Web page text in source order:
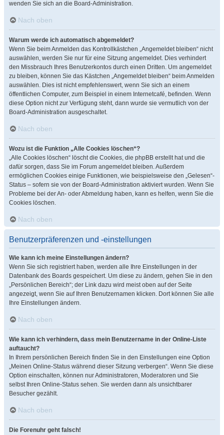
wenden Sie sich an die Board-Administration.
Nach oben
Warum werde ich automatisch abgemeldet?
Wenn Sie beim Anmelden das Kontrollkästchen „Angemeldet bleiben“ nicht
auswählen, werden Sie nur für eine Sitzung angemeldet. Dies verhindert
den Missbrauch Ihres Benutzerkontos durch einen Dritten. Um angemeldet
zu bleiben, können Sie das Kästchen „Angemeldet bleiben“ beim Anmelden
auswählen. Dies ist nicht empfehlenswert, wenn Sie sich an einem
öffentlichen Computer, zum Beispiel in einem Internetcafé, befinden. Wenn
diese Option nicht zur Verfügung steht, dann wurde sie vermutlich von der
Board-Administration ausgeschaltet.
Nach oben
Wozu ist die Funktion „Alle Cookies löschen“?
„Alle Cookies löschen“ löscht die Cookies, die phpBB erstellt hat und die
dafür sorgen, dass Sie im Forum angemeldet bleiben. Außerdem
ermöglichen Cookies einige Funktionen, wie beispielsweise den „Gelesen“-
Status – sofern sie von der Board-Administration aktiviert wurden. Wenn Sie
Probleme bei der An- oder Abmeldung haben, kann es helfen, wenn Sie die
Cookies löschen.
Nach oben
Benutzerpräferenzen und -einstellungen
Wie kann ich meine Einstellungen ändern?
Wenn Sie sich registriert haben, werden alle Ihre Einstellungen in der
Datenbank des Boards gespeichert. Um diese zu ändern, gehen Sie in den
„Persönlichen Bereich“; der Link dazu wird meist oben auf der Seite
angezeigt, wenn Sie auf Ihren Benutzernamen klicken. Dort können Sie alle
Ihre Einstellungen ändern.
Nach oben
Wie kann ich verhindern, dass mein Benutzername in der Online-Liste
auftaucht?
In Ihrem persönlichen Bereich finden Sie in den Einstellungen eine Option
„Meinen Online-Status während dieser Sitzung verbergen“. Wenn Sie diese
Option einschalten, können nur Administratoren, Moderatoren und Sie
selbst Ihren Online-Status sehen. Sie werden dann als unsichtbarer
Besucher gezählt.
Nach oben
Die Forenuhr geht falsch!